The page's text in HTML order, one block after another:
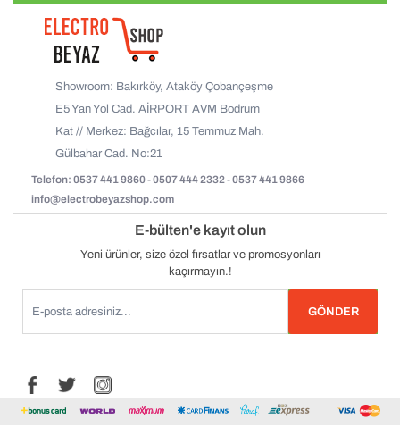
Showroom: Bakırköy, Ataköy Çobançeşme
E5 Yan Yol Cad. AİRPORT AVM Bodrum
Kat // Merkez: Bağcılar, 15 Temmuz Mah.
Gülbahar Cad. No:21
Telefon: 0537 441 9860 - 0507 444 2332 - 0537 441 9866
info@electrobeyazshop.com
E-bülten'e kayıt olun
Yeni ürünler, size özel fırsatlar ve promosyonları
kaçırmayın.!